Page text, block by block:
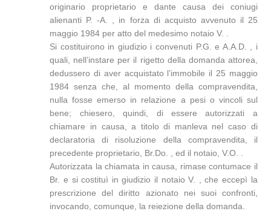
originario proprietario e dante causa dei coniugi
alienanti P. -A. , in forza di acquisto avvenuto il 25
maggio 1984 per atto del medesimo notaio V. .
Si costituirono in giudizio i convenuti P.G. e A.A.D. , i
quali, nell’instare per il rigetto della domanda attorea,
dedussero di aver acquistato l’immobile il 25 maggio
1984 senza che, al momento della compravendita,
nulla fosse emerso in relazione a pesi o vincoli sul
bene; chiesero, quindi, di essere autorizzati a
chiamare in causa, a titolo di manleva nel caso di
declaratoria di risoluzione della compravendita, il
precedente proprietario, Br.Do. , ed il notaio, V.O. .
Autorizzata la chiamata in causa, rimase contumace il
Br. e si costituì in giudizio il notaio V. , che eccepì la
prescrizione del diritto azionato nei suoi confronti,
invocando, comunque, la reiezione della domanda.